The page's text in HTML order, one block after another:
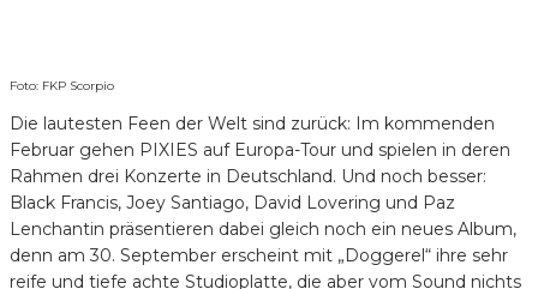
Foto: FKP Scorpio
Die lautesten Feen der Welt sind zurück: Im kommenden
Februar gehen PIXIES auf Europa-Tour und spielen in deren
Rahmen drei Konzerte in Deutschland. Und noch besser:
Black Francis, Joey Santiago, David Lovering und Paz
Lenchantin präsentieren dabei gleich noch ein neues Album,
denn am 30. September erscheint mit „Doggerel“ ihre sehr
reife und tiefe achte Studioplatte, die aber vom Sound nichts